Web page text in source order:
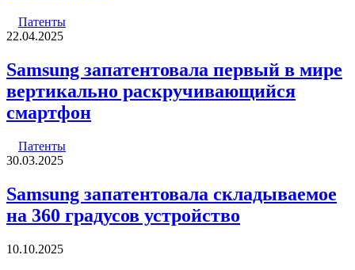
Патенты
22.04.2025
Samsung запатентовала первый в мире
вертикально раскручивающийся
смартфон
Патенты
30.03.2025
Samsung запатентовала складываемое
на 360 градусов устройство
10.10.2025